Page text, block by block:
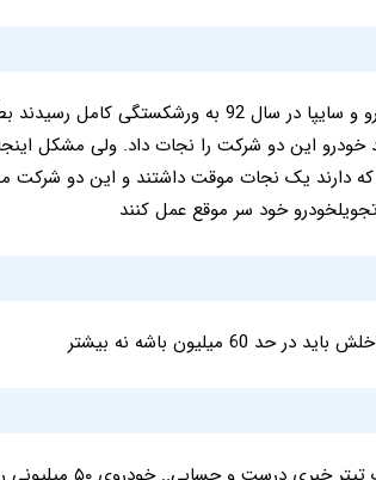
دوستان ایران خودرو و سایپا در سال 92 به
خودرو این دو شرکت را نجات داد. ولی مشکل
دارند یک نجات موقت داشتند و این دو شرکت
تجویلخودرو خود سر موقع عمل کنند
60 میلیون باشه نه بیشتر